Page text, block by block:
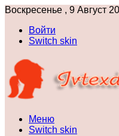
Воскресенье , 9 Август
Войти
Switch skin
Меню
Switch skin